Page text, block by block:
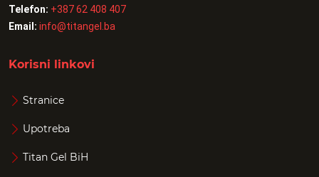
Telefon: +387 62 408 407
Email: info@titangel.ba
Korisni linkovi
Stranice
Upotreba
Titan Gel BiH